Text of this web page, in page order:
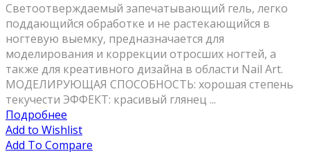
Светоотверждаемый запечатывающий гель, легко
поддающийся обработке и не растекающийся в
ногтевую выемку, предназначается для
моделирования и коррекции отросших ногтей, а
также для креативного дизайна в области Nail Art.
МОДЕЛИРУЮЩАЯ СПОСОБНОСТЬ: хорошая степень
текучести ЭФФЕКТ: красивый глянец ...
Подробнее
Add to Wishlist
Add To Compare